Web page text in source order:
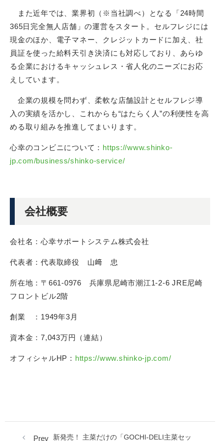
また近年では、業界初（※当社調べ）となる「24時間
365日完全無人店舗」の運営をスタート。セルフレジには
現金のほか、電子マネー、クレジットカードに加え、社
員証を使った給料天引き決済にも対応しており、あらゆ
る企業におけるキャッシュレス・省人化のニーズにお応
えしています。
企業の規模を問わず、柔軟な店舗設計とセルフレジ導
入の実績を活かし、これからも“はたらく人”の利便性を高
める取り組みを推進してまいります。
心幸のコンビニについて： https://www.shinko-
jp.com/business/shinko-service/
会社概要
会社名：心幸サポートシステム株式会社
代表者：代表取締役 山﨑 忠
所在地：〒661-0976 兵庫県尼崎市潮江1-2-6 JRE尼崎
フロントビル2階
創業 ：1949年3月
資本金：7,043万円（連結）
オフィシャルHP： https://www.shinko-jp.com/
Prev 新発売！ 主菜だけの「GOCHI-DELI主菜セッ